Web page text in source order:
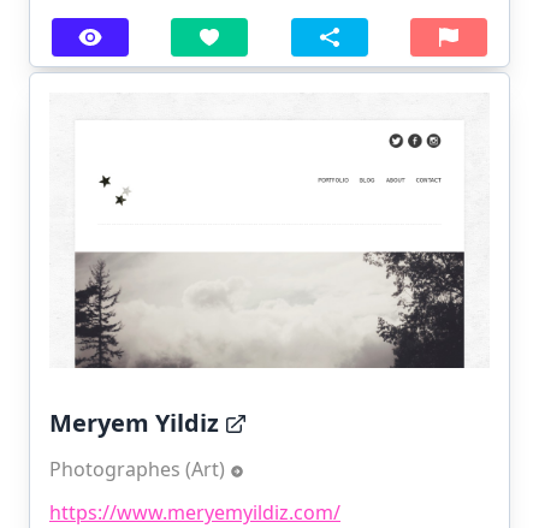
Meryem Yildiz
Photographes (Art)
https://www.meryemyildiz.com/